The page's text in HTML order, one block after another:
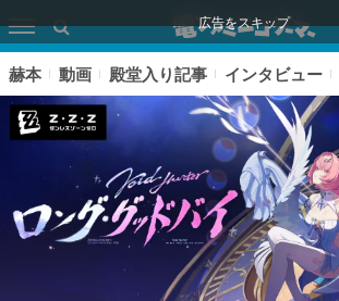
広告をスキップ
赫本 動画 殿堂入り記事 インタビュー